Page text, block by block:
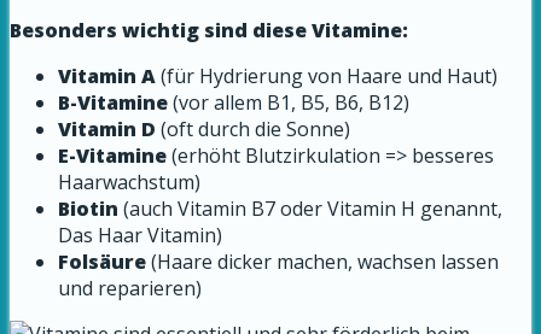
Besonders wichtig sind diese Vitamine:
Vitamin A(für Hydrierung von Haare und Haut)
B-Vitamine(vor allem B1, B5, B6, B12)
Vitamin D (oft durch die Sonne)
E-Vitamine(erhöht Blutzirkulation => besseres
Haarwachstum)
Biotin (auch Vitamin B7 oder Vitamin H genannt,
Das Haar Vitamin)
Folsäure(Haare dicker machen, wachsen lassen
und reparieren)